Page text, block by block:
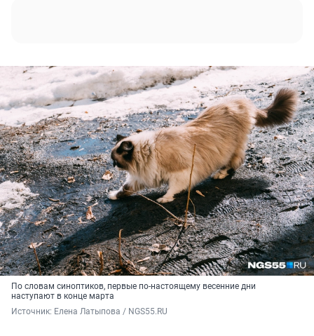
По словам синоптиков, первые по-настоящему весенние дни
наступают в конце марта
Источник: Елена Латыпова / NGS55.RU